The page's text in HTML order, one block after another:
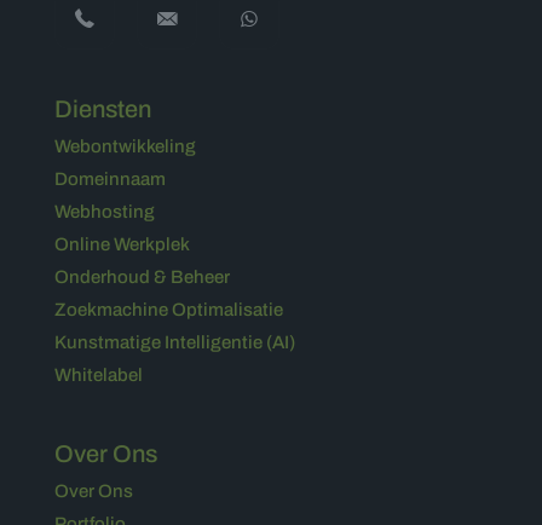
Diensten
Webontwikkeling
Domeinnaam
Webhosting
Online Werkplek
Onderhoud & Beheer
Zoekmachine Optimalisatie
Kunstmatige Intelligentie (AI)
Whitelabel
Over Ons
Over Ons